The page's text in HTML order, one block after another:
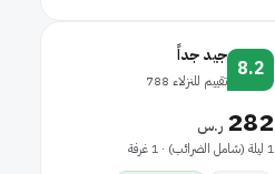
8.2
جيد جداً
تقييم للنزلاء 788
282 ر.س
1 ليلة (شامل الضرائب) · 1 غرفة